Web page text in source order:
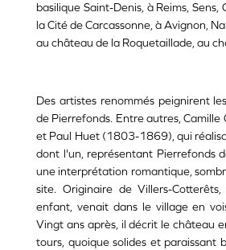
basilique Saint-Denis, à Reims,
la Cité de Carcassonne, à Avignon,
au château de la Roquetaillade, au
Des artistes renommés peignirent
de Pierrefonds. Entre autres,
et Paul Huet (1803-1869), qui
dont l'un, représentant Pierrefonds
une interprétation romantique,
site. Originaire de Villers-
enfant, venait dans le village en
Vingt ans après, il décrit le château
tours, quoique solides et paraissant